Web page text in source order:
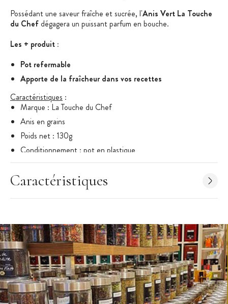
Possédant une saveur fraîche et sucrée, l'Anis Vert La Touche
du Chef dégagera un puissant parfum en bouche.
Les + produit :
Pot refermable
Apporte de la fraîcheur dans vos recettes
Caractéristiques :
Marque : La Touche du Chef
Anis en grains
Poids net : 130g
Conditionnement : pot en plastique
Caractéristiques